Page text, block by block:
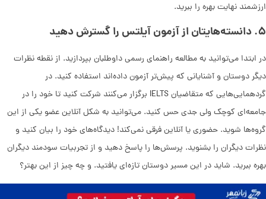
ارزشمند نهایت بهره را ببرید.
۵. دانسته‌هایتان از آزمون آیلتس را گسترش دهید
در ابتدا ‌می‌توانید به مطالعه راهنمای رسمی داوطلبان بپردازید. از نقطه نظرات
دیگر دوستان و آشنایانی که پیش‌تر آزمون داده‌اند استفاده کنید. در
گردهمایی‌هایی که متقاضیان IELTS برگزار ‌می‌کنند شرکت کنید تا خود را در
جامعه‌ای کوچک ولی جدی حس کنید. ‌می‌توانید به شکل آنلاین عضو یکی از این
گروه‌ها شوید. حضوری یا آنلاین فرقی نمی‌کند! دیدگاه‌های خود را بیان کنید و
نظرات دیگران را بشنوید. پرسش‌ها را پاسخ دهید و از تجربیات سودمند دیگران
بهره ببرید. شاید در این مسیر دوستان تازه‌ای یافتید. و چه چیز از این بهتر؟